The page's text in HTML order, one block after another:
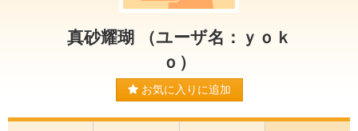
真砂耀瑚 （ユーザ名：ｙｏｋ
ｏ）
お気に入りに追加